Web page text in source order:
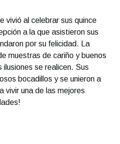
vivió al celebrar sus quince
a la que asistieron sus
por su felicidad. La
muestras de cariño y buenos
se realicen. Sus
bocadillos y se unieron a
vivir una de las mejores